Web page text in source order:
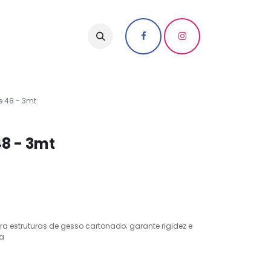
48 - 3mt
- 3mt
estruturas de gesso cartonado; garante rigidez e